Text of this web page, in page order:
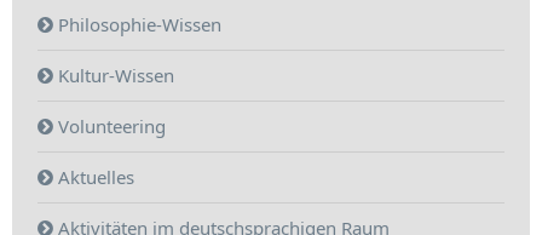
Philosophie-Wissen
Kultur-Wissen
Volunteering
Aktuelles
Aktivitäten im deutschsprachigen Raum